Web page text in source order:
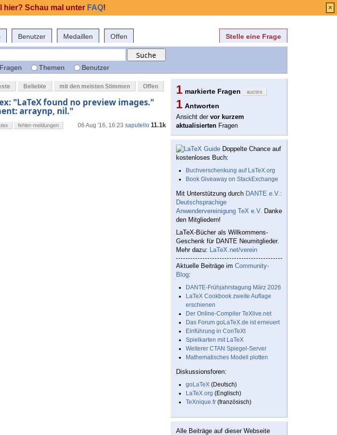
Benutzer Medaillen Offen Stelle eine Frage
Fragen Themen Benutzer
Beliebte mit den meisten Stimmen Offen
"LaTeX found no preview images."
arraynp, nil."
06 Aug '16, 16:23 saputello 11.1k
fehler-meldungen
1 markierte Fragen auctex
1 Antworten
Ansicht der vor kurzem
aktualisierten Fragen
Doppelte Chance auf
kostenloses Buch:
Buchverschenkung auf LaTeX.org
Book Giveaway on StackExchange
Mit Unterstützung durch DANTE e.V.:
Deutschsprachige
Anwendervereinigung TeX e.V. Danke
den Mitgliedern!
LaTeX-Bücher als Willkommens-
Geschenk für DANTE Neumitglieder.
Mehr dazu: LaTeX.net/verein
Aktuelle Beiträge im Community-
Blog:
DANTE-Frühjahrstagung März 2026
LaTeX Cookbook zweite Auflage
erschienen
Der Online-Compiler TeXlive.net
Das Forum goLaTeX.de ist erneuert
Einführung in ConTeXt
Spielkarten mit LaTeX
Weiterer CTAN Spiegel-Server
Mathematisches Modell plotten
Diskussionsforen:
goLaTeX (Deutsch)
LaTeX.org (Englisch)
TeXnique.fr (französisch)
Alle Beiträge auf dieser Webseite
hier? Schau mal unter FAQ! ×